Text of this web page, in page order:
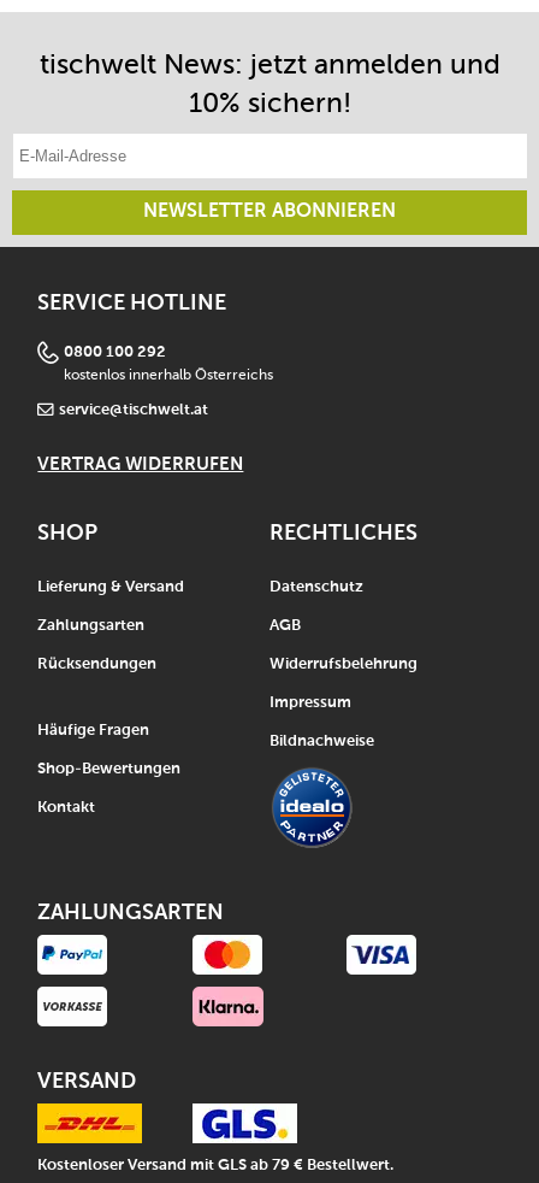
tischwelt News: jetzt anmelden und
10% sichern!
NEWSLETTER ABONNIEREN
SERVICE HOTLINE
0800 100 292
kostenlos innerhalb Österreichs
service@tischwelt.at
VERTRAG WIDERRUFEN
SHOP
Lieferung & Versand
Zahlungsarten
Rücksendungen
Häufige Fragen
Shop-Bewertungen
Kontakt
RECHTLICHES
Datenschutz
AGB
Widerrufsbelehrung
Impressum
Bildnachweise
ZAHLUNGSARTEN
VERSAND
Kostenloser Versand mit GLS ab 79 € Bestellwert.